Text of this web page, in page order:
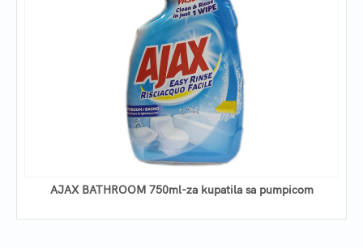
AJAX BATHROOM 750ml-za kupatila sa pumpicom